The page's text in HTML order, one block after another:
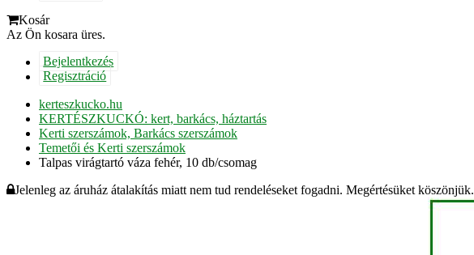
Kosár
Az Ön kosara üres.
Bejelentkezés
Regisztráció
kerteszkucko.hu
KERTÉSZKUCKÓ: kert, barkács, háztartás
Kerti szerszámok, Barkács szerszámok
Temetői és Kerti szerszámok
Talpas virágtartó váza fehér, 10 db/csomag
Jelenleg az áruház átalakítás miatt nem tud rendeléseket fogadni. Megértésüket köszönjük.